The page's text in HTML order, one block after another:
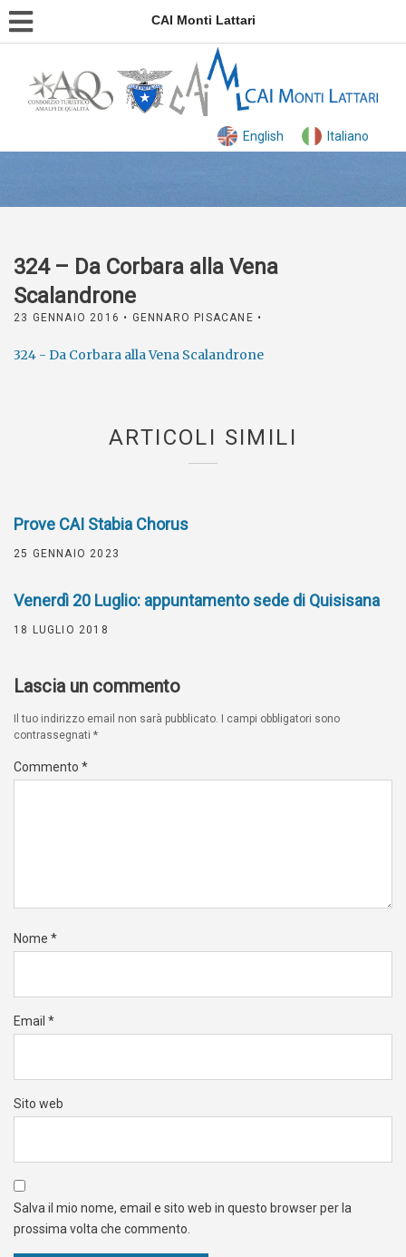
CAI Monti Lattari
English Italiano
324 – Da Corbara alla Vena
Scalandrone
23 GENNAIO 2016 • GENNARO PISACANE •
324 - Da Corbara alla Vena Scalandrone
ARTICOLI SIMILI
Prove CAI Stabia Chorus
25 GENNAIO 2023
Venerdì 20 Luglio: appuntamento sede di Quisisana
18 LUGLIO 2018
Lascia un commento
Il tuo indirizzo email non sarà pubblicato. I campi obbligatori sono
contrassegnati *
Commento *
Nome *
Email *
Sito web
Salva il mio nome, email e sito web in questo browser per la
prossima volta che commento.